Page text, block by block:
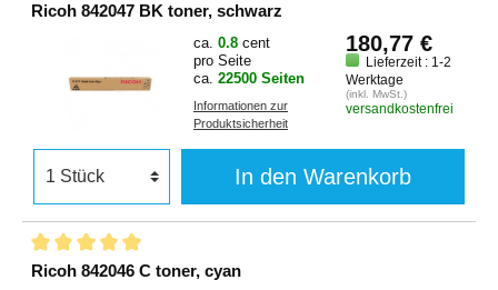
Ricoh 842047 BK toner, schwarz
ca. 0.8 cent
pro Seite
ca. 22500 Seiten
Informationen zur
Produktsicherheit
180,77 €
Lieferzeit : 1-2
Werktage
(inkl. MwSt.)
versandkostenfrei
In den Warenkorb
Ricoh 842046 C toner, cyan